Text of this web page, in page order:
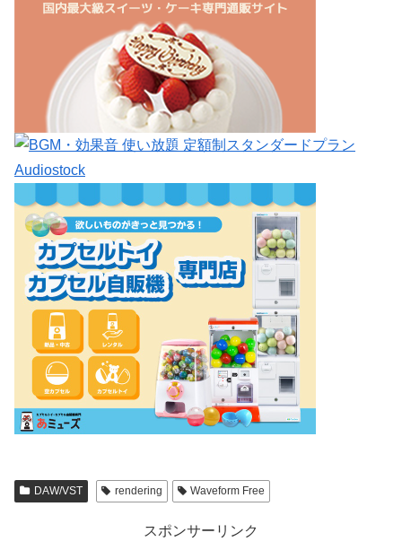
DAW/VST rendering Waveform Free
スポンサーリンク